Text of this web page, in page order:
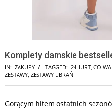
Komplety damskie
IN: ZAKUPY TAGGED: 24HURT, CO
ZESTAWY, ZESTAWY UBRAŃ
Gorącym hitem ostatnich